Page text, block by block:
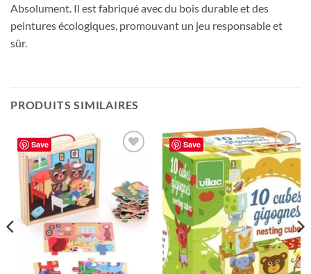
Absolument. Il est fabriqué avec du bois durable et des
peintures écologiques, promouvant un jeu responsable et
sûr.
PRODUITS SIMILAIRES
Save
de
souhaits
Save
Ajouter
à la liste
de
souhaits